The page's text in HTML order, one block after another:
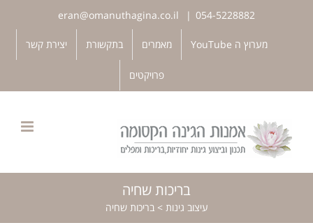
פתח סרגל נגישות
054-5228882
|
מערוץ ה YouTube מאמרים בתקשורת יצירת קשר
פרויקטים
בריכות שחיה
עיצוב גינות >בריכות שחיה